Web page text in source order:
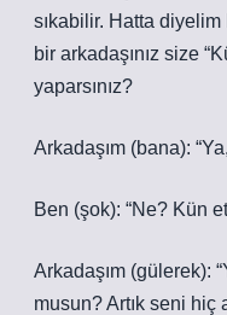
sıkabilir. Hatta
bir arkadaşınız size
yaparsınız?
Arkadaşım (bana):
Ben (şok): “Ne? Kün
Arkadaşım (gülerek):
musun? Artık seni hiç